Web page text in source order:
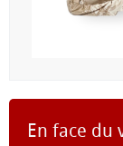
En face du